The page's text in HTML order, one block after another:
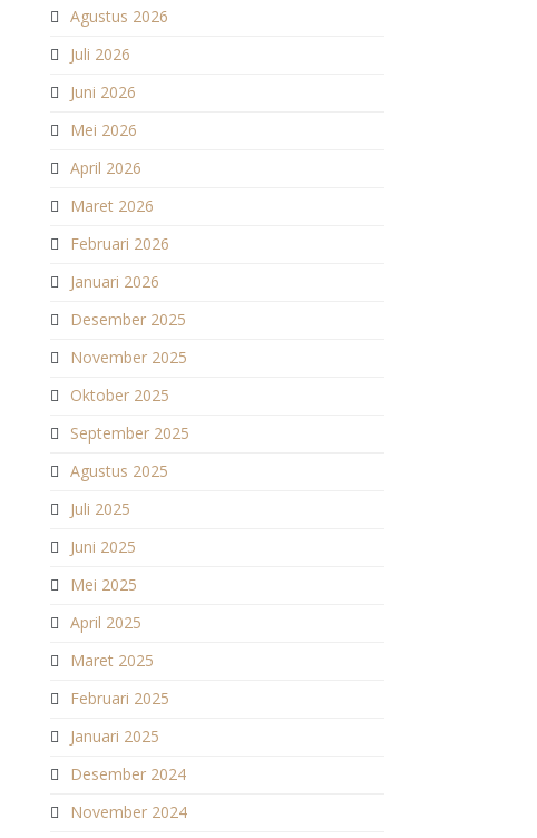
Agustus 2026
Juli 2026
Juni 2026
Mei 2026
April 2026
Maret 2026
Februari 2026
Januari 2026
Desember 2025
November 2025
Oktober 2025
September 2025
Agustus 2025
Juli 2025
Juni 2025
Mei 2025
April 2025
Maret 2025
Februari 2025
Januari 2025
Desember 2024
November 2024